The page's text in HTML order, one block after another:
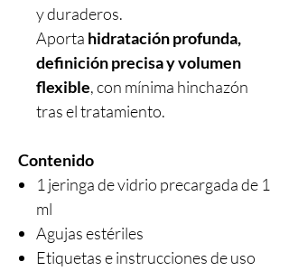
y duraderos.
Aporta hidratación profunda,
definición precisa y volumen
flexible, con mínima hinchazón
tras el tratamiento.
Contenido
1 jeringa de vidrio precargada de 1
ml
Agujas estériles
Etiquetas e instrucciones de uso